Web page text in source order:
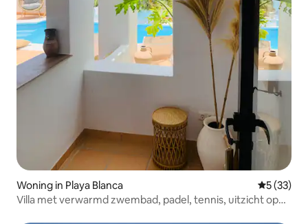
Woning in Playa Blanca
5 (33)
Villa met verwarmd zwembad, padel, tennis, uitzicht op